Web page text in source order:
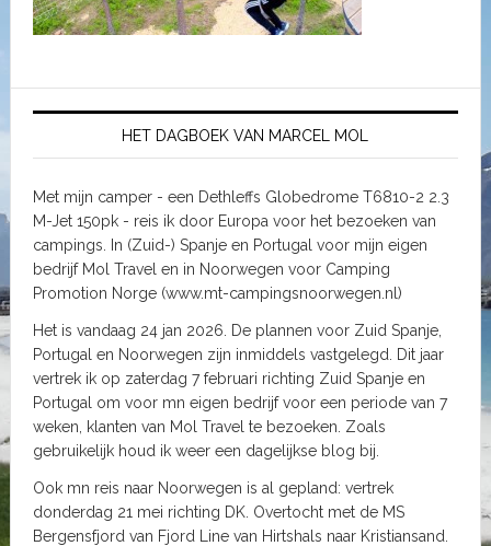
HET DAGBOEK VAN MARCEL MOL
Met mijn camper - een Dethleffs Globedrome T6810-2 2.3
M-Jet 150pk - reis ik door Europa voor het bezoeken van
campings. In (Zuid-) Spanje en Portugal voor mijn eigen
bedrijf Mol Travel en in Noorwegen voor Camping
Promotion Norge (www.mt-campingsnoorwegen.nl)
Het is vandaag 24 jan 2026. De plannen voor Zuid Spanje,
Portugal en Noorwegen zijn inmiddels vastgelegd. Dit jaar
vertrek ik op zaterdag 7 februari richting Zuid Spanje en
Portugal om voor mn eigen bedrijf voor een periode van 7
weken, klanten van Mol Travel te bezoeken. Zoals
gebruikelijk houd ik weer een dagelijkse blog bij.
Ook mn reis naar Noorwegen is al gepland: vertrek
donderdag 21 mei richting DK. Overtocht met de MS
Bergensfjord van Fjord Line van Hirtshals naar Kristiansand.